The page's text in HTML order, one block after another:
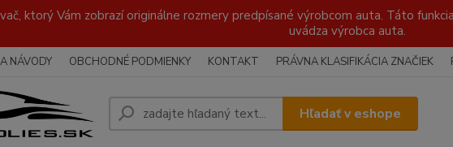
ktorý Vám zobrazí originálne rozmery predpísané výrobcom auta. Táto
uvádza výrobca auta.
NÁVODY OBCHODNÉ PODMIENKY KONTAKT PRÁVNA KLASIFIKÁCIA ZNAČIEK
Hľadať v eshope